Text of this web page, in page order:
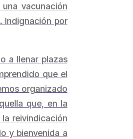
vacunación
Indignación por
a llenar plazas
que el
organizado
que, en la
reivindicación
y bienvenida a